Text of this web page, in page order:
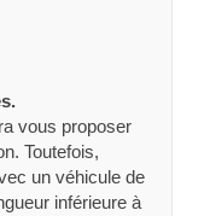
vous proposer
Toutefois,
un véhicule de
inférieure à